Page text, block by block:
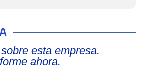
esta empresa.
ahora.